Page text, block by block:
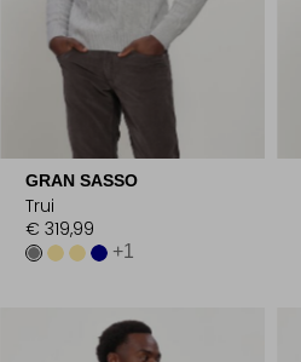
GRAN SASSO
Trui
€ 319,99
+1